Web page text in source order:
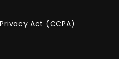
Act (CCPA)